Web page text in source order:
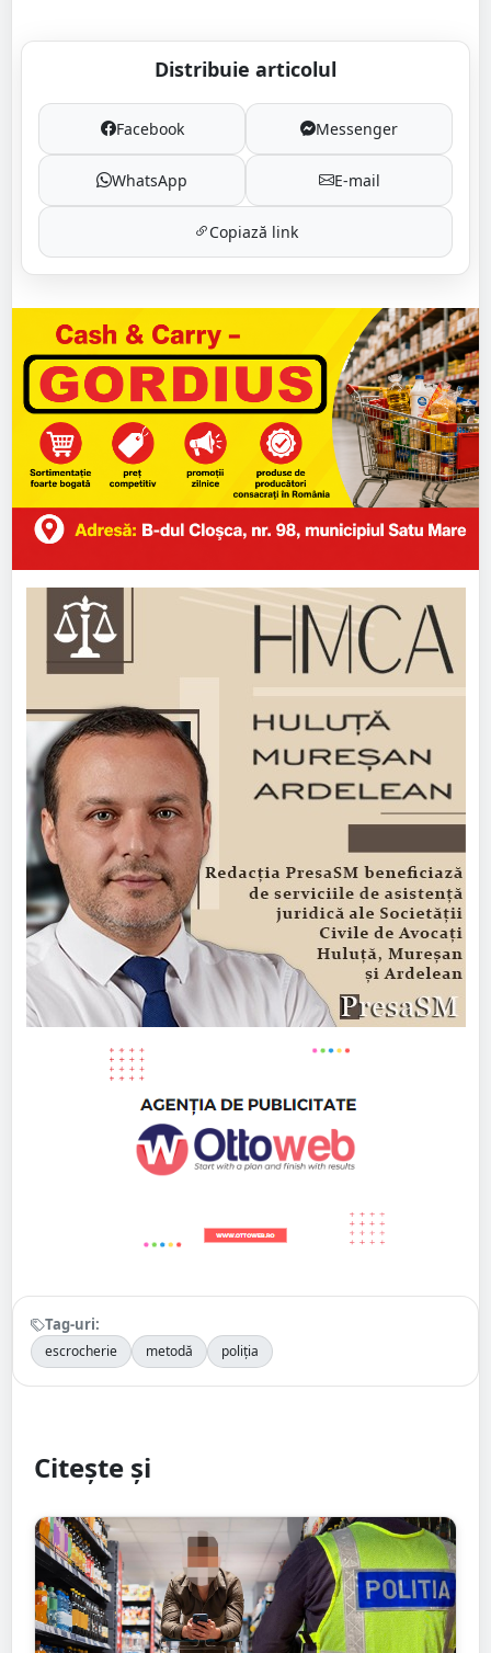
Distribuie articolul
Facebook Messenger
WhatsApp E-mail
Copiază link
Tag-uri:
escrocherie metodă poliția
Citește și